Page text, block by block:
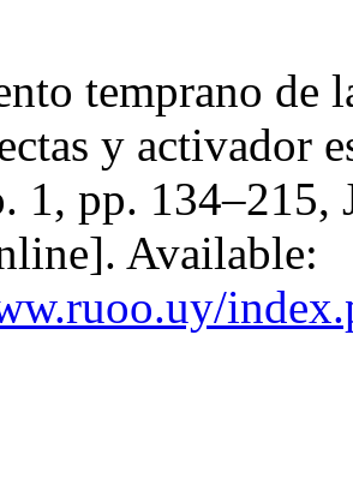
temprano de
y activador
1, pp. 134–215,
Available: